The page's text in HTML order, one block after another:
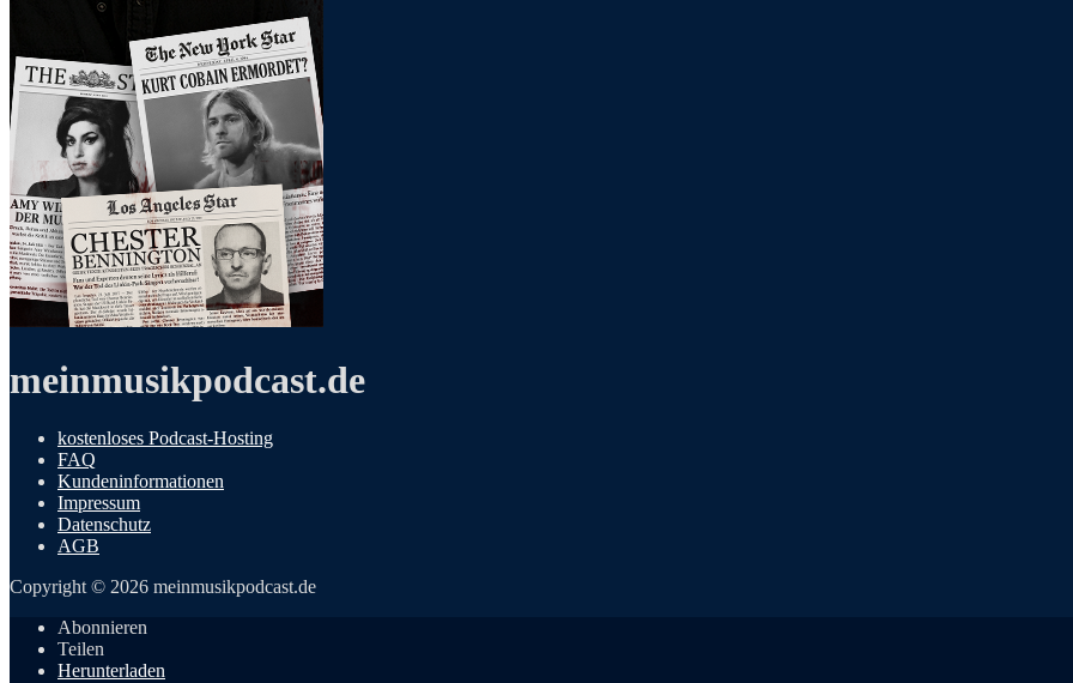
meinmusikpodcast.de
kostenloses Podcast-Hosting
FAQ
Kundeninformationen
Impressum
Datenschutz
AGB
Copyright © 2026 meinmusikpodcast.de
Abonnieren
Teilen
Herunterladen